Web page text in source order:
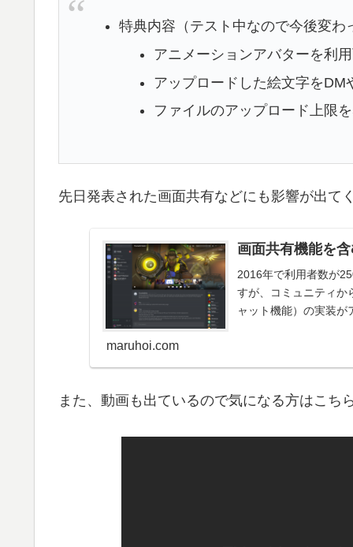
特典内容（テスト中なので今後変わ
アニメーションアバターを利
アップロードした絵文字を
ファイルのアップロード上限
先日発表された画面共有などにも影響が出て
画面共有機能を
2016年で利用者数が
すが、コミュニティか
ャット機能）の実装
maruhoi.com
また、動画も出ているので気になる方はこち